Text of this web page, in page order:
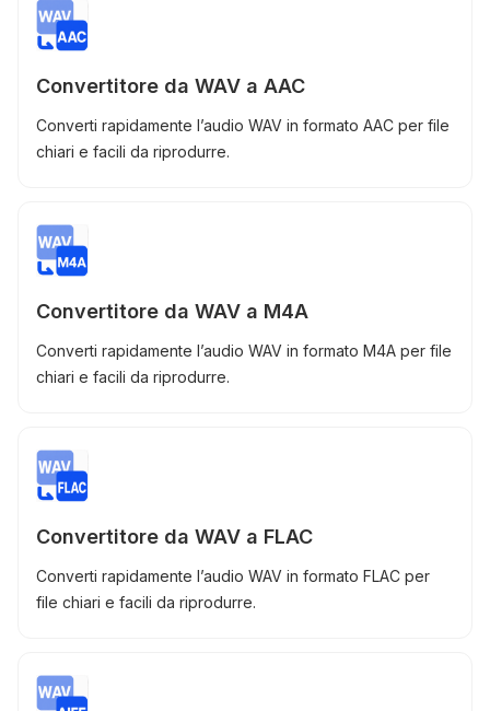
Convertitore da WAV a AAC
Converti rapidamente l’audio WAV in formato AAC per file
chiari e facili da riprodurre.
Convertitore da WAV a M4A
Converti rapidamente l’audio WAV in formato M4A per file
chiari e facili da riprodurre.
Convertitore da WAV a FLAC
Converti rapidamente l’audio WAV in formato FLAC per
file chiari e facili da riprodurre.